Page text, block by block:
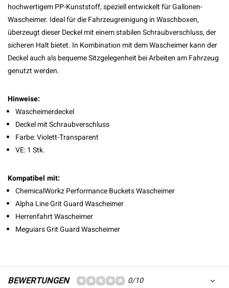
hochwertigem PP-Kunststoff, speziell entwickelt für Gallonen-
Wascheimer. Ideal für die Fahrzeugreinigung in Waschboxen,
überzeugt dieser Deckel mit einem stabilen Schraubverschluss, der
sicheren Halt bietet. In Kombination mit dem Wascheimer kann der
Deckel auch als bequeme Sitzgelegenheit bei Arbeiten am Fahrzeug
genutzt werden.
Hinweise:
Wascheimerdeckel
Deckel mit Schraubverschluss
Farbe: Violett-Transparent
VE: 1 Stk.
Kompatibel mit:
ChemicalWorkz Performance Buckets Wascheimer
Alpha Line Grit Guard Wascheimer
Herrenfahrt Wascheimer
Meguiars Grit Guard Wascheimer
BEWERTUNGEN 0/10